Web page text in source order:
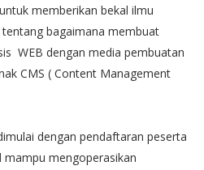
memberikan bekal ilmu
bagaimana membuat
WEB dengan media pembuatan
CMS ( Content Management
dengan pendaftaran peserta
mengoperasikan